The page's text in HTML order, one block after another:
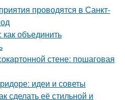
проводятся в Санкт-
объединить
стене: пошаговая
идеи и советы
сделать её стильной и